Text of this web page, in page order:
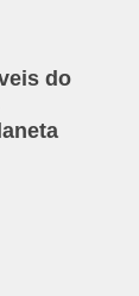
do